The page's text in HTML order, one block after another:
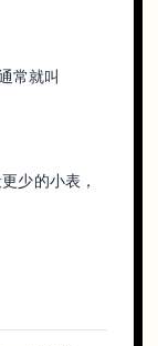
常就叫
少的小表，